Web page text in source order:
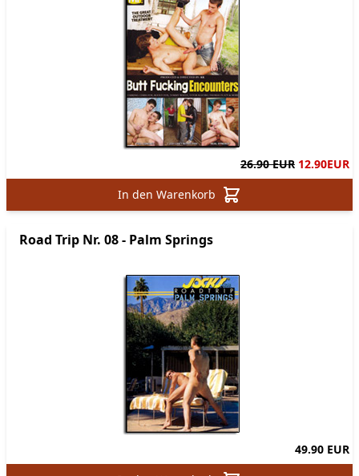
26.90 EUR 12.90EUR
In den Warenkorb
Road Trip Nr. 08 - Palm Springs
49.90 EUR